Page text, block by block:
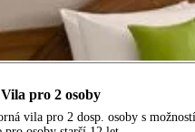
pro 2 osoby
vila pro 2 dosp. osoby s